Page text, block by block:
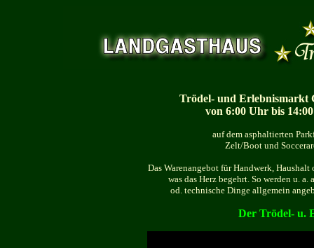
Trödel- und Erlebnismarkt
von 6:00 Uhr bis
auf dem asphaltierten
Zelt/Boot und
Das Warenangebot für Handwerk,
was das Herz begehrt. So werden u.
od. technische Dinge allgemein
Der Trödel- u.